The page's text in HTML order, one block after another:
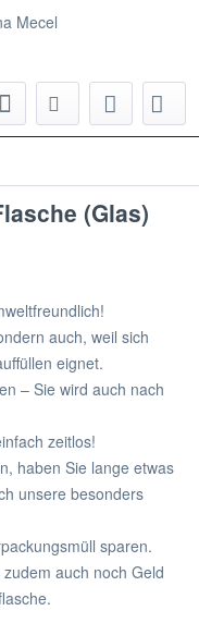
Mecel
(Glas)
auch, weil sich
eignet.
– Sie wird auch nach
zeitlos!
haben Sie lange etwas
unsere besonders
sparen.
auch noch Geld